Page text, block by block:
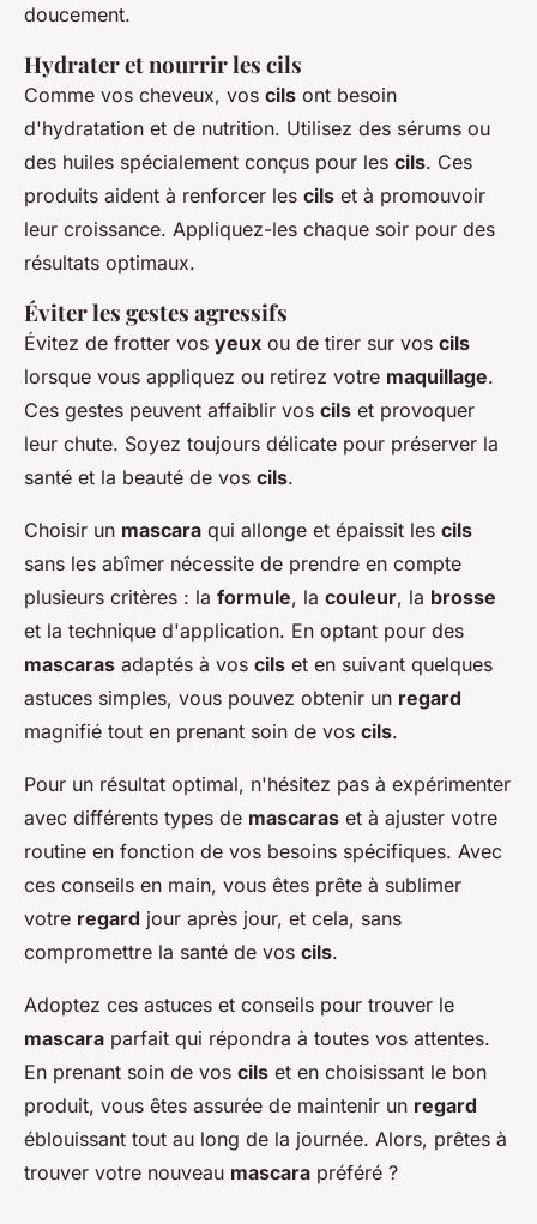
doucement.
Hydrater et nourrir les cils
Comme vos cheveux, vos cils ont besoin
d'hydratation et de nutrition. Utilisez des sérums ou
des huiles spécialement conçus pour les cils. Ces
produits aident à renforcer les cils et à promouvoir
leur croissance. Appliquez-les chaque soir pour des
résultats optimaux.
Éviter les gestes agressifs
Évitez de frotter vos yeux ou de tirer sur vos cils
lorsque vous appliquez ou retirez votre maquillage.
Ces gestes peuvent affaiblir vos cils et provoquer
leur chute. Soyez toujours délicate pour préserver la
santé et la beauté de vos cils.
Choisir un mascara qui allonge et épaissit les cils
sans les abîmer nécessite de prendre en compte
plusieurs critères : la formule, la couleur, la brosse
et la technique d'application. En optant pour des
mascaras adaptés à vos cils et en suivant quelques
astuces simples, vous pouvez obtenir un regard
magnifié tout en prenant soin de vos cils.
Pour un résultat optimal, n'hésitez pas à expérimenter
avec différents types de mascaras et à ajuster votre
routine en fonction de vos besoins spécifiques. Avec
ces conseils en main, vous êtes prête à sublimer
votre regard jour après jour, et cela, sans
compromettre la santé de vos cils.
Adoptez ces astuces et conseils pour trouver le
mascara parfait qui répondra à toutes vos attentes.
En prenant soin de vos cils et en choisissant le bon
produit, vous êtes assurée de maintenir un regard
éblouissant tout au long de la journée. Alors, prêtes à
trouver votre nouveau mascara préféré ?